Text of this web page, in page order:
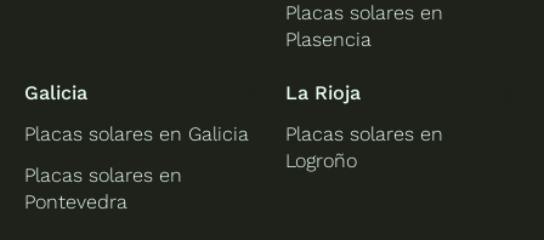
Placas solares en
Plasencia
Galicia
Placas solares en Galicia
Placas solares en
Pontevedra
La Rioja
Placas solares en
Logroño